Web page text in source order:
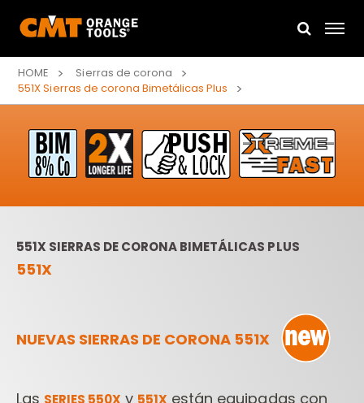
HOME
Sierras de corona
551X Sierras de corona Bimetálicas Plus
551X SIERRAS DE CORONA BIMETÁLICAS PLUS
551X
NUEVAS SIERRAS DE CORONA 551X
Las SERIES 550X y 551X están equipadas con